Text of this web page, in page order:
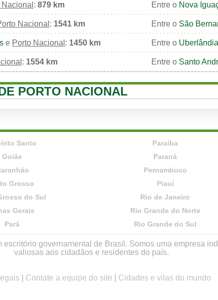
: 879 km Entre o Nova
Nacional : 1541 km Entre o São
e Porto Nacional : 1450 km Entre o Uberlândia
: 1554 km Entre o Santo
PORTO NACIONAL
Santo
Goiás
Grosso
do Sul
Gerais
Pará
Paraíba
Paraná
Pernambuco
Piauí
Rio de Janeiro
Rio Grande do Norte
Rio Grande do Sul
governamental de Brasil. Somos uma empresa
valiosas aos cidadãos e residentes do país.
Contate a equipe do site Cidades e vilas do mundo